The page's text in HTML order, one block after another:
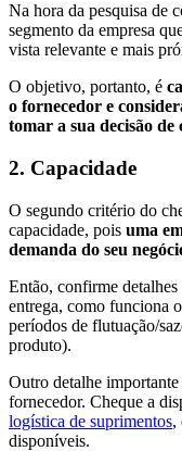
Na hora da pesquisa de
segmento da empresa
vista relevante e mais
O objetivo, portanto, é
o fornecedor e
tomar a sua decisão de
2. Capacidade
O segundo critério do
capacidade, pois uma
demanda do seu
Então, confirme
entrega, como funciona
períodos de flutuação/
produto).
Outro detalhe
fornecedor. Cheque a
logística de suprimentos,
disponíveis.